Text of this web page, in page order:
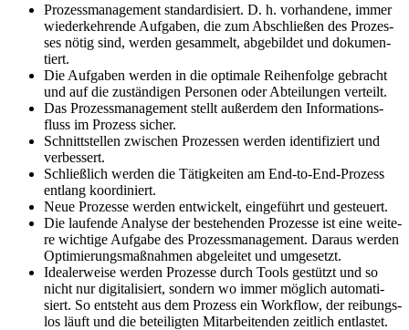
Pro­zess­ma­nage­ment stan­dar­di­siert. D. h. vor­han­de­ne, immer
wie­der­keh­ren­de Auf­ga­ben, die zum Abschlie­ßen des Pro­zes­
ses nötig sind, wer­den gesam­melt, abge­bil­det und doku­men­
tiert.
Die Auf­ga­ben wer­den in die opti­ma­le Rei­hen­fol­ge gebracht
und auf die zustän­di­gen Per­so­nen oder Abtei­lun­gen ver­teilt.
Das Pro­zess­ma­nage­ment stellt außer­dem den Infor­ma­ti­ons­
fluss im Pro­zess sicher.
Schnitt­stel­len zwi­schen Pro­zes­sen wer­den iden­ti­fi­ziert und
ver­bes­sert.
Schließ­lich wer­den die Tätig­kei­ten am End-to-End-Pro­zess
ent­lang koor­di­niert.
Neue Pro­zes­se wer­den ent­wi­ckelt, ein­ge­führt und gesteu­ert.
Die lau­fen­de Ana­ly­se der bestehen­den Pro­zes­se ist eine wei­te­
re wich­ti­ge Auf­ga­be des Pro­zess­ma­nage­ment. Dar­aus wer­den
Opti­mie­rungs­maß­nah­men abge­lei­tet und umge­setzt.
Idea­ler­wei­se wer­den Pro­zes­se durch Tools gestützt und so
nicht nur digi­ta­li­siert, son­dern wo immer mög­lich auto­ma­ti­
siert. So ent­steht aus dem Pro­zess ein Work­flow, der rei­bungs­
los läuft und die betei­lig­ten Mit­ar­bei­ten­den zeit­lich ent­las­tet.